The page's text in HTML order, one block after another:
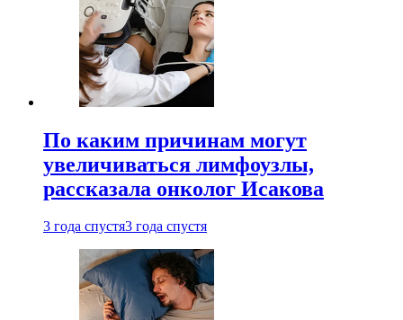
По каким причинам могут
увеличиваться лимфоузлы,
рассказала онколог Исакова
3 года спустя3 года спустя